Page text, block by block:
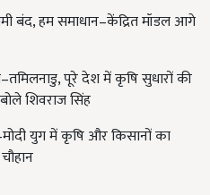
बंद, हम समाधान–केंद्रित मॉडल आगे
पूरे देश में कृषि सुधारों की
बोले शिवराज सिंह
युग में कृषि और किसानों का